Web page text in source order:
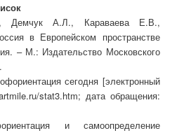
Демчук А.Л., Караваева Е.В.,
в Европейском пространстве
– М.: Издательство Московского
сегодня [электронный
stat3.htm; дата обращения:
и самоопределение